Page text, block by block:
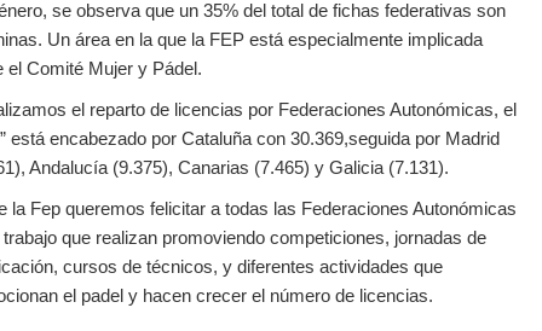
se observa que un 35% del total de fichas federativas son
Un área en la que la FEP está especialmente implicada
el Comité Mujer y Pádel.
el reparto de licencias por Federaciones Autonómicas, el
está encabezado por Cataluña con 30.369,seguida por Madrid
Andalucía (9.375), Canarias (7.465) y Galicia (7.131).
la Fep queremos felicitar a todas las Federaciones Autonómicas
trabajo que realizan promoviendo competiciones, jornadas de
cursos de técnicos, y diferentes actividades que
el padel y hacen crecer el número de licencias.